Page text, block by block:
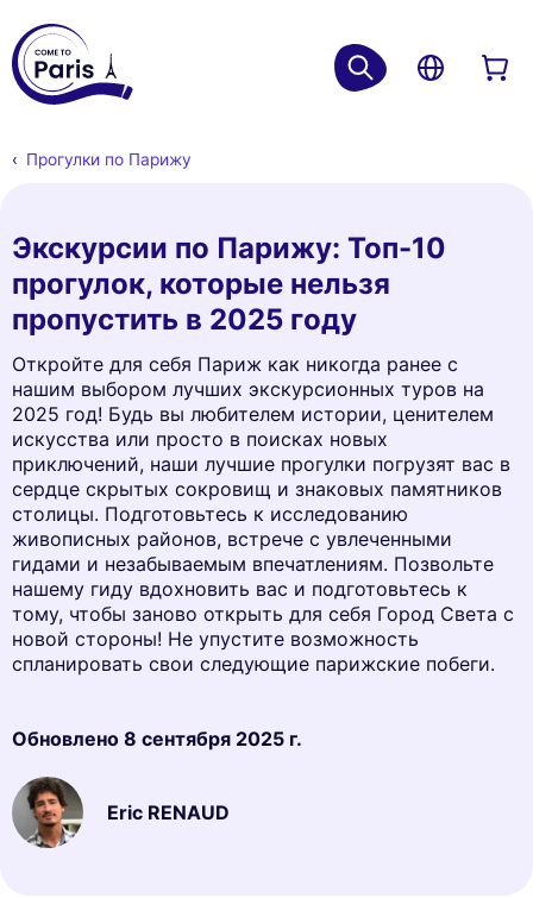
Прогулки по Парижу
Экскурсии по Парижу: Топ-10
прогулок, которые нельзя
пропустить в 2025 году
Откройте для себя Париж как никогда ранее с
нашим выбором лучших экскурсионных туров на
2025 год! Будь вы любителем истории, ценителем
искусства или просто в поисках новых
приключений, наши лучшие прогулки погрузят вас в
сердце скрытых сокровищ и знаковых памятников
столицы. Подготовьтесь к исследованию
живописных районов, встрече с увлеченными
гидами и незабываемым впечатлениям. Позвольте
нашему гиду вдохновить вас и подготовьтесь к
тому, чтобы заново открыть для себя Город Света с
новой стороны! Не упустите возможность
спланировать свои следующие парижские побеги.
Обновлено 8 сентября 2025 г.
Eric RENAUD